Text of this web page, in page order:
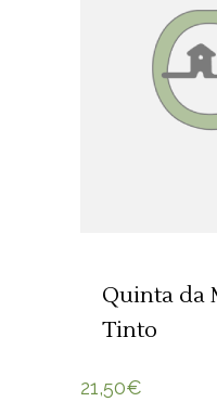
Quinta da
Tinto
21,50€